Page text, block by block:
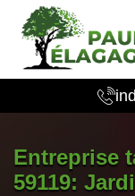
Entreprise
59119: